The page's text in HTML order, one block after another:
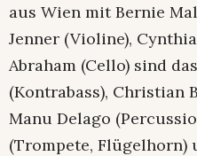
aus Wien mit Bernie
Jenner (Violine),
Abraham (Cello) sind
(Kontrabass), Christian
Manu Delago
(Trompete, Flügelhorn)